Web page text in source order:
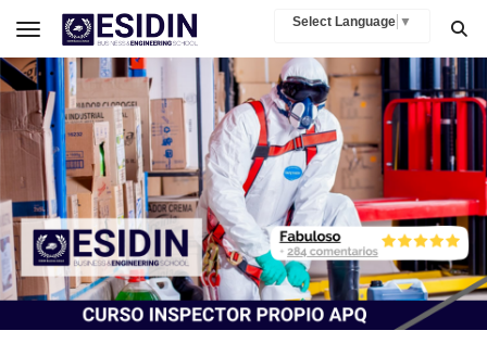
Select Language ▼
Toggle navigation